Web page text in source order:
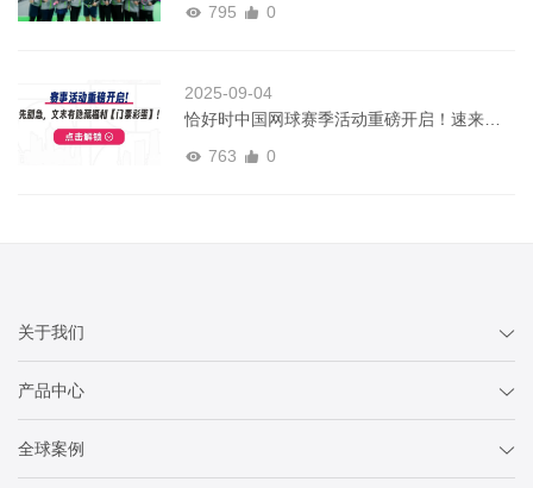
795 0
2025-09-04
恰好时中国网球赛季活动重磅开启！速来领
763 0
关于我们
产品中心
全球案例